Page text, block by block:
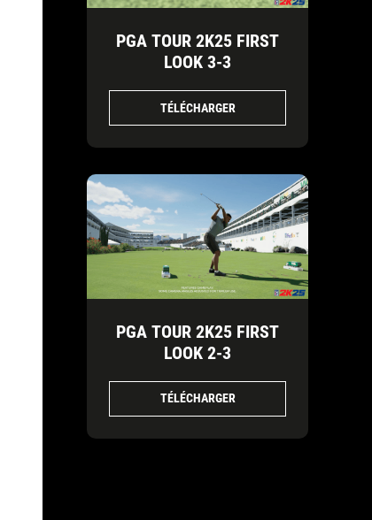
PGA TOUR 2K25 FIRST
LOOK 3-3
TÉLÉCHARGER
PGA TOUR 2K25 FIRST
LOOK 2-3
TÉLÉCHARGER